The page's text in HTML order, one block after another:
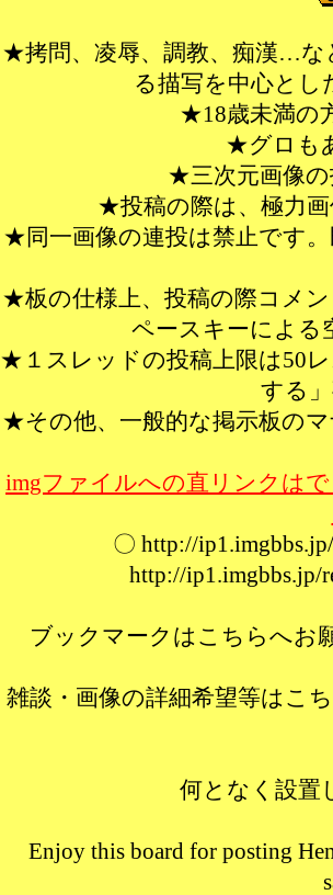
★拷問、凌辱、調教、痴漢…な
る描写を中心とし
★18歳未満の
★グロも
★三次元画像
★投稿の際は、極力
★同一画像の連投は禁止です
★板の仕様上、投稿の際コメ
ペースキーによる
★１スレッドの投稿上限は50
する
★その他、一般的な掲示板の
imgファイルへの直リンクは
〇 http://
http://
ブックマークはこちらへ
雑談・画像の詳細希望等は
何となく設
Enjoy this board for posting